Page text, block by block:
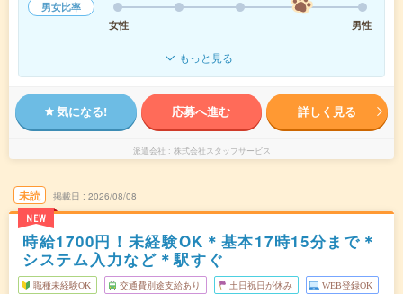
男女比率
女性
男性
もっと見る
気になる! 応募へ進む 詳しく見る
派遣会社 株式会社スタッフサービス
未読
NEW
掲載日 2026/08/08
時給1700円！未経験OK＊基本17時15分まで＊
システム入力など＊駅すぐ
職種未経験OK 交通費別途支給あり 土日祝日が休み WEB登録OK